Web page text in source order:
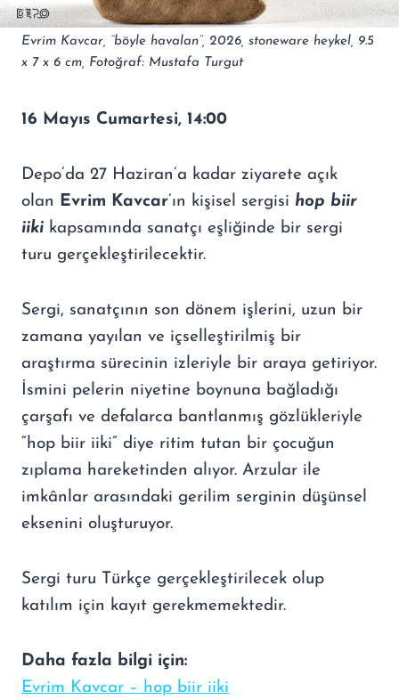
Evrim Kavcar, ‘‘böyle havalan’’, 2026, stoneware heykel, 9.5
x 7 x 6 cm, Fotoğraf: Mustafa Turgut
16 Mayıs Cumartesi, 14:00
Depo’da 27 Haziran’a kadar ziyarete açık
olan Evrim Kavcar’ın kişisel sergisi hop biir
iiki kapsamında sanatçı eşliğinde bir sergi
turu gerçekleştirilecektir.
Sergi, sanatçının son dönem işlerini, uzun bir
zamana yayılan ve içselleştirilmiş bir
araştırma sürecinin izleriyle bir araya getiriyor.
İsmini pelerin niyetine boynuna bağladığı
çarşafı ve defalarca bantlanmış gözlükleriyle
“hop biir iiki” diye ritim tutan bir çocuğun
zıplama hareketinden alıyor. Arzular ile
imkânlar arasındaki gerilim serginin düşünsel
eksenini oluşturuyor.
Sergi turu Türkçe gerçekleştirilecek olup
katılım için kayıt gerekmemektedir.
Daha fazla bilgi için:
Evrim Kavcar – hop biir iiki